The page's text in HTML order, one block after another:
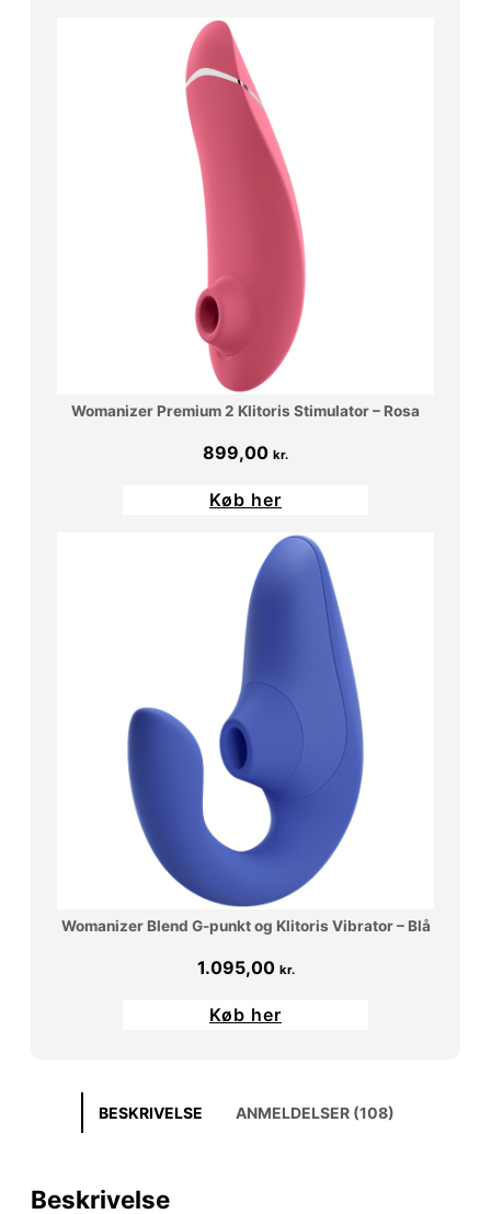
Womanizer Premium 2 Klitoris Stimulator – Rosa
899,00 kr.
Køb her
Womanizer Blend G-punkt og Klitoris Vibrator – Blå
1.095,00 kr.
Køb her
BESKRIVELSE ANMELDELSER (108)
Beskrivelse